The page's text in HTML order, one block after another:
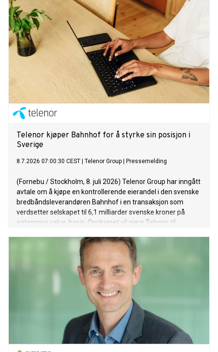
Telenor kjøper Bahnhof for å styrke sin posisjon i
Sverige
8.7.2026 07:00:30 CEST Telenor Group Pressemelding
(Fornebu / Stockholm, 8. juli 2026) Telenor Group har inngått
avtale om å kjøpe en kontrollerende eierandel i den svenske
bredbåndsleverandøren Bahnhof i en transaksjon som
verdsetter selskapet til 6,1 milliarder svenske kroner på
enterprise value-basis. Oppkjøpet vil gjøre Telenor til
Gjennomføringen av oppkjøpet, som er betinget av
myndighetsgodkjenninger, vil utløse en plikt for Telenor til å
fremsette et obligatorisk kontanttilbud til alle aksjonærer i